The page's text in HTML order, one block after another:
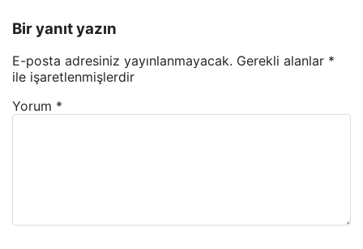
Bir yanıt yazın
E-posta adresiniz yayınlanmayacak. Gerekli alanlar *
ile işaretlenmişlerdir
Yorum *